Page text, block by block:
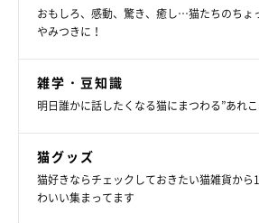
おもしろ、感動、驚き、癒し…猫たちのちょ
やみつきに！
雑学・豆知識
明日誰かに話したくなる猫にまつわる”あれ
猫グッズ
猫好きならチェックしておきたい猫雑貨か
わいい集まってます